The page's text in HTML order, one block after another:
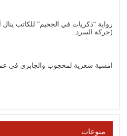
رواية “ذكريات في الجحيم” للكاتب
(حركة السرد…
امسية شعرية لمحجوب والجابري في
منوعات